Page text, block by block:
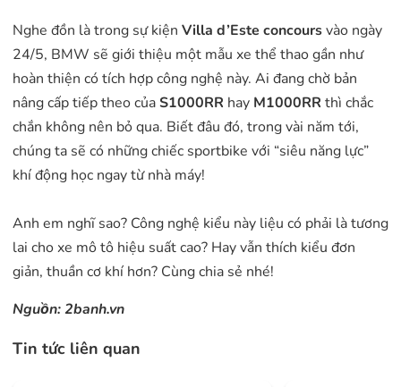
Nghe đồn là trong sự kiện Villa d’Este concoursvào ngày
24/5, BMW sẽ giới thiệu một mẫu xe thể thao gần như
hoàn thiện có tích hợp công nghệ này. Ai đang chờ bản
nâng cấp tiếp theo củaS1000RR hay M1000RR thì chắc
chắn không nên bỏ qua. Biết đâu đó, trong vài năm tới,
chúng ta sẽ có những chiếc sportbike với “siêu năng lực”
khí động học ngay từ nhà máy!
Anh em nghĩ sao? Công nghệ kiểu này liệu có phải là tương
lai cho xe mô tô hiệu suất cao? Hay vẫn thích kiểu đơn
giản, thuần cơ khí hơn? Cùng chia sẻ nhé!
Nguồn:2banh.vn
Tin tức liên quan